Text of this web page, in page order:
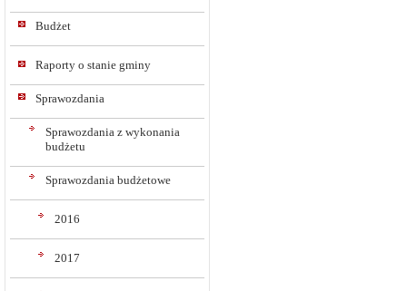
Budżet
Raporty o stanie gminy
Sprawozdania
Sprawozdania z wykonania
budżetu
Sprawozdania budżetowe
2016
2017